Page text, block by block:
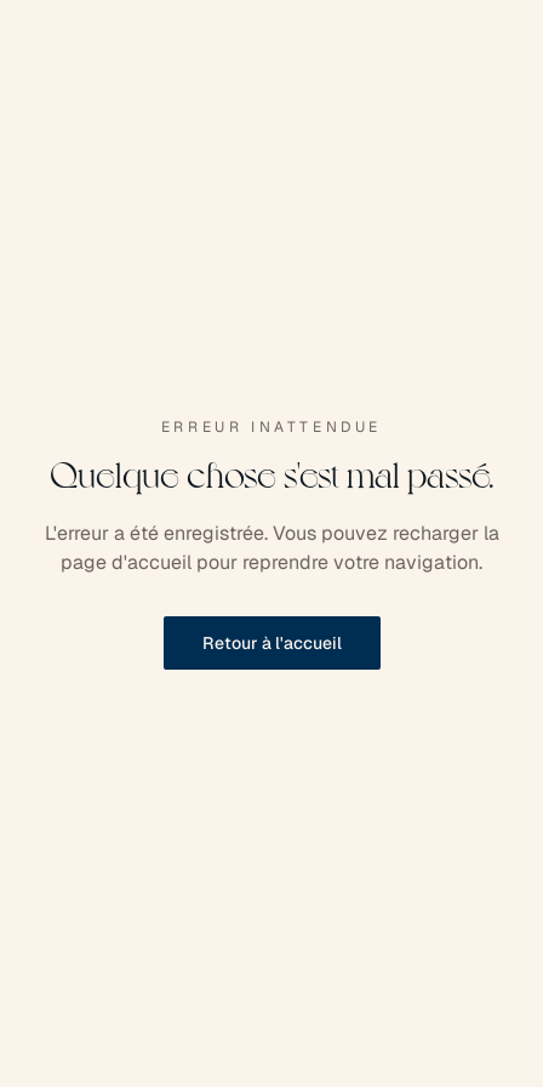
ERREUR INATTENDUE
Quelque chose s'est mal passé.
L'erreur a été enregistrée. Vous pouvez recharger la
page d'accueil pour reprendre votre navigation.
Retour à l'accueil